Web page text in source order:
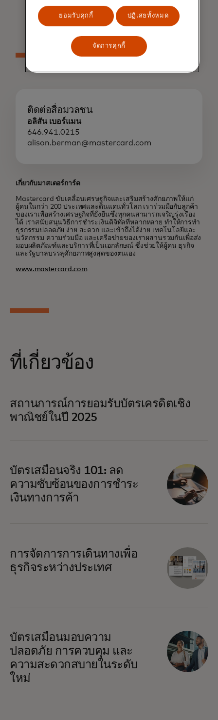
ติดต่อสื่อมวลชน
อลิสัน เบอร์แมน
646.941.0215
alison.berman@mastercard.com
เกี่ยวกับมาสเตอร์การ์ด
Mastercard ขับเคลื่อนเศรษฐกิจและเสริมสร้างศักยภาพให้แก่
ผู้คนในกว่า 200 ประเทศและดินแดนทั่วโลก เราร่วมมือกับลูกค้า
ของเราเพื่อสร้างเศรษฐกิจที่ยั่งยืนซึ่งทุกคนสามารถเจริญรุ่งเรือง
ได้ เราสนับสนุนวิธีการชำระเงินดิจิทัลที่หลากหลาย ทำให้การทำ
ธุรกรรมปลอดภัย ง่าย สะดวก และเข้าถึงได้ง่าย เทคโนโลยีและ
นวัตกรรม ความร่วมมือ และเครือข่ายของเราผสานรวมกันเพื่อส่ง
มอบผลิตภัณฑ์และบริการที่เป็นเอกลักษณ์ ซึ่งช่วยให้ผู้คน ธุรกิจ
และรัฐบาลบรรลุศักยภาพสูงสุดของตนเอง
www.mastercard.com
ที่เกี่ยวข้อง
สถานการณ์การยอมรับบัตรเครดิตเชิง
พาณิชย์ในปี 2025
บัตรเสมือนจริง 101: ลด
ความซับซ้อนของการชำระ
เงินทางการค้า
การจัดการการเดินทางเพื่อ
ธุรกิจระหว่างประเทศ
บัตรเสมือนมอบความ
ปลอดภัย การควบคุม และ
ความสะดวกสบายในระดับ
ใหม่
ยอมรับคุกกี้ ปฏิเสธทั้งหมด
จัดการคุกกี้